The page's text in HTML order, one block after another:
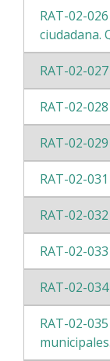
RAT-02-
ciudadana.
RAT-02-
RAT-02-
RAT-02-
RAT-02-
RAT-02-
RAT-02-
RAT-02-
RAT-02-
municipales.